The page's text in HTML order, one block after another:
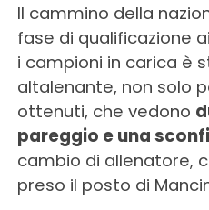
Il cammino della
fase di qualificazione
i campioni in carica è
altalenante, non solo
ottenuti, che vedono
pareggio e una
cambio di allenatore,
preso il posto di